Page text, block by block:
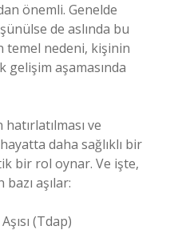
önemli. Genelde
de aslında bu
temel nedeni, kişinin
aşamasında
ve
daha sağlıklı bir
bir rol oynar. Ve işte,
aşılar:
(Tdap)